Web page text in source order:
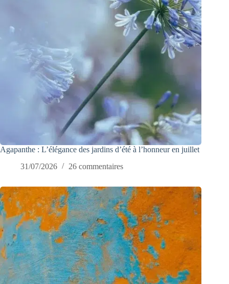
Agapanthe : L’élégance des jardins d’été à l’honneur en juillet
31/07/2026
26 commentaires